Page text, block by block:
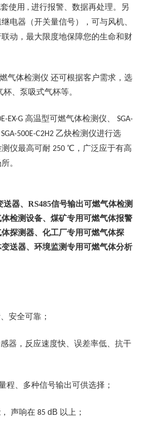
使用 , 进行报警、数据再处理。另
电器（开关量信号），可与风机、
动，最大限度地保障您的生命和财
气体检测仪 还可根据客户需求，选
、泵吸式气杯等。
EX-G 高温型可燃气体检测仪、
SGA-
SGA-500E-C2H2 乙炔检测仪进行选
仪最高可耐 250 ℃，广泛应于有高
。
器、RS485信号输出可燃气体检测
检测设备、煤矿专用可燃气体报警
探测器、化工厂专用可燃气体探
送器、环境监测专用可燃气体分析
安全可靠；
器，反应速度快、误差率低、抗干
程、多种信号输出可供选择；
声响在 85 dB 以上；